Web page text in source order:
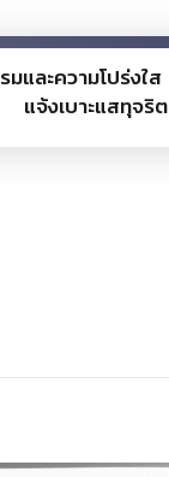
และความโปร่งใส
แจ้งเบาะแสทุจริต